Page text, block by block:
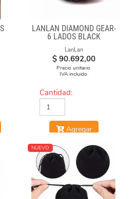
LANLAN DIAMOND GEAR-
6 LADOS BLACK
LanLan
$ 90.692,00
Precio unitario.
IVA incluido.
Cantidad:
Agregar
NUEVO